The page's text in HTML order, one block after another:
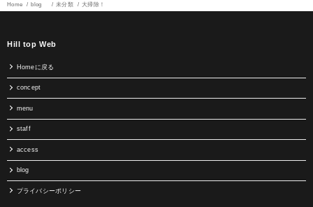
Home blog 未分類 大掃除！
Hill top Web
Homeに戻る
concept
menu
staff
access
blog
プライバシーポリシー